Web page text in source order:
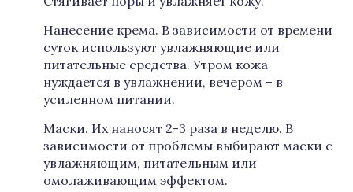
Нанесение крема. В зависимости от времени
суток используют увлажняющие или
питательные средства. Утром кожа
нуждается в увлажнении, вечером – в
усиленном питании.
Маски. Их наносят 2-3 раза в неделю. В
зависимости от проблемы выбирают маски с
увлажняющим, питательным или
омолаживающим эффектом.